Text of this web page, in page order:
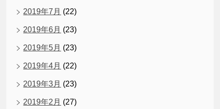
2019年7月 (22)
2019年6月 (23)
2019年5月 (23)
2019年4月 (22)
2019年3月 (23)
2019年2月 (27)